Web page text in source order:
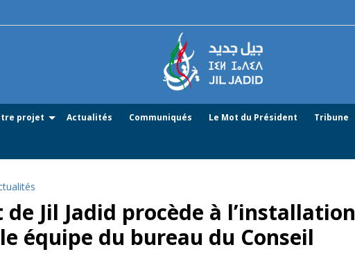
projet Actualités Communiqués Le Mot du Président Tribune
de Jil Jadid procède à l’installation
équipe du bureau du Conseil